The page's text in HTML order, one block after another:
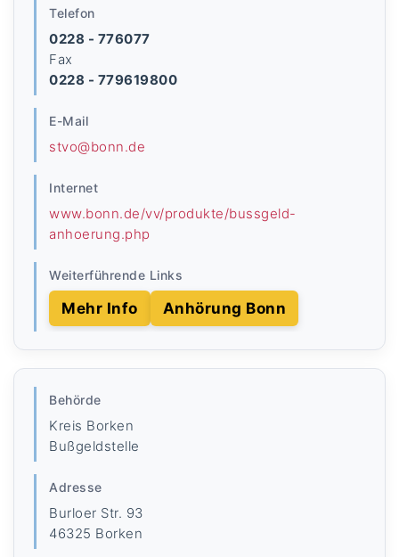
Telefon
0228 - 776077
Fax
0228 - 779619800
E-Mail
stvo@bonn.de
Internet
www.bonn.de/vv/produkte/bussgeld-
anhoerung.php
Weiterführende Links
Mehr Info Anhörung Bonn
Behörde
Kreis Borken
Bußgeldstelle
Adresse
Burloer Str. 93
46325 Borken